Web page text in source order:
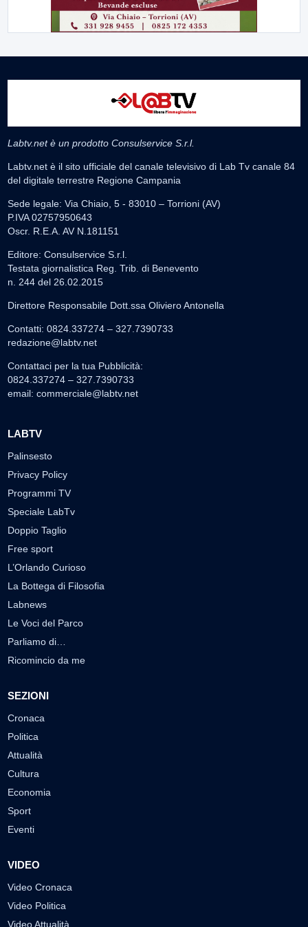
Labtv.net è un prodotto Consulservice S.r.l.
Labtv.net è il sito ufficiale del canale televisivo di Lab Tv canale 84
del digitale terrestre Regione Campania
Sede legale: Via Chiaio, 5 - 83010 – Torrioni (AV)
P.IVA 02757950643
Oscr. R.E.A. AV N.181151
Editore: Consulservice S.r.l.
Testata giornalistica Reg. Trib. di Benevento
n. 244 del 26.02.2015
Direttore Responsabile Dott.ssa Oliviero Antonella
Contatti: 0824.337274 – 327.7390733
redazione@labtv.net
Contattaci per la tua Pubblicità:
0824.337274 – 327.7390733
email: commerciale@labtv.net
LABTV
Palinsesto
Privacy Policy
Programmi TV
Speciale LabTv
Doppio Taglio
Free sport
L’Orlando Curioso
La Bottega di Filosofia
Labnews
Le Voci del Parco
Parliamo di…
Ricomincio da me
SEZIONI
Cronaca
Politica
Attualità
Cultura
Economia
Sport
Eventi
VIDEO
Video Cronaca
Video Politica
Video Attualità